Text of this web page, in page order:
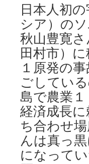
日本人初
シア）の
秋山豊寛
田村市）
１原発の
ごしてい
島で農業
経済成長
ち合わせ
んは真っ
になって